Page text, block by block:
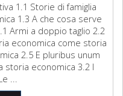
1.1 Storie di famiglia
1.3 A che cosa serve
Armi a doppio taglio 2.2
economica come storia
2.5 E pluribus unum
storia economica 3.2 I
...